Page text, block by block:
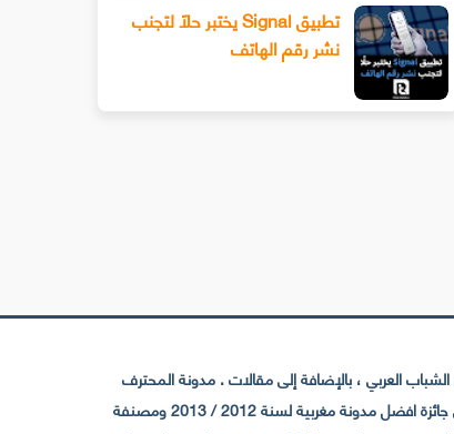
تطبيق Signal يختبر حلًا لتجنب
نشر رقم الهاتف
العربي ، بالإضافة إلى مقالات . مدونة المحترف
تأسست سنة 2009 حيث تستقطب الآن عدد كبير من الزوار من كافة ربوع الوطن العربي ، حيث ان مقرها الرئيسي بالمغرب و مديرها امين رغيب ،حاصلة على جائزة افضل مدونة مغربية لسنة 2012 / 2013 ومصنفة